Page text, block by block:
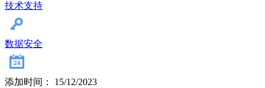
技术支持
数据安全
添加时间： 15/12/2023